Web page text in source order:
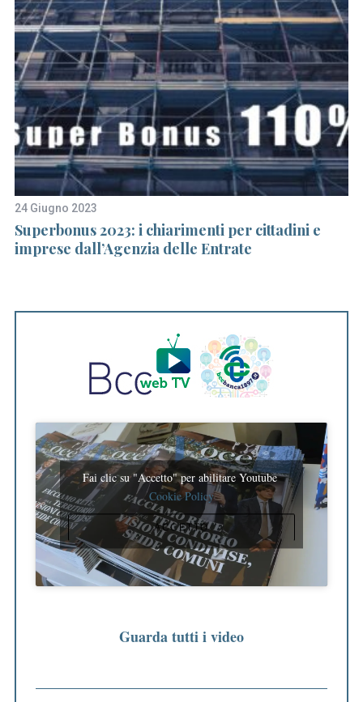
24 Giugno 2023
Superbonus 2023: i chiarimenti per cittadini e
imprese dall’Agenzia delle Entrate
Fai clic su "Accetto" per abilitare Youtube
Cookie Policy
ACCETTO
Guarda tutti i video